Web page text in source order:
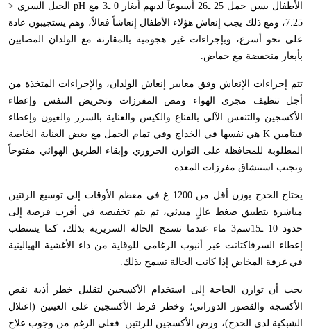
الأطفال بسن حمل 25 ـ26 أسبوعاً لديهم أبغار 0 ـ3 مع
pH الحبل السري <
7.25، ومع ذلك يجب إنعاش هؤلاء الأطفال إنعاشاً فعالاً، وهم يستجيبون عادة
على نحو أسرع، وبإجراءات غير هجومية بالمقارنة مع الولدان المصابين
بأبغار منخفضة مع حماض.
تتم إجراءات الإنعاش وفق معايير إنعاش الولدان، والإجراءات المتخذة من
أجل تنظيف مجرى الهواء ومص المفرزات وتحريض التنفس وإعطاء
الأكسجين والتنفس الآلي بالقناع والكيس والعناية بالسرر والعيون وإعطاء
فيتامين Kهي نفسها في الخداج وفي تمام الحمل مع بعض العناية الخاصة
المطلوبة للمحافظة على التوازن الحروري وإبقاء الطريق الهوائي مفتوحاً
وتجنب استنشاق مفرزات المعدة.
يحتاج الخدج بوزن أقل من 1200 غ في معظم الأوقات إلى توسيع الرئتين
مباشرة بتطبيق ضغط عالٍ مبدئي، ثم يتم تخفيضه في أقرب فرصة إلى
حدود 10 ـ15سم3 ماء عندما تسمح الحالة السريرية بذلك، كما يستطب
إعطاء السرفاكتانت عبر أنبوب الرغامى للوقاية من داء الأغشية الهيالينية
في غرفة المخاض إذا كانت الحالة تسمح بذلك.
يجب أن توازن الحاجة إلى استخدام الأكسجين لتقليل خطر أذية نقص
الأكسجة والقصور الدوراني؛ وخطر فرط الأكسجين على العينين (اعتلال
الشبكية لدى الخدج)، ورض الأكسجين للرئتين. فعلى الرغم من وجوب علاج